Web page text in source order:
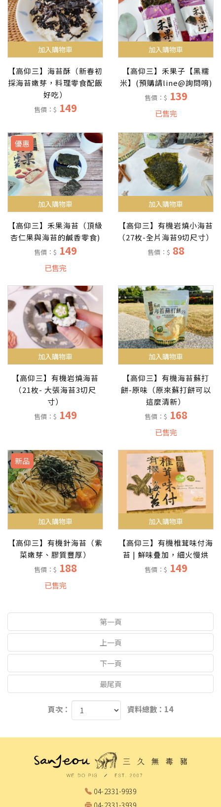
加入購物車
【高仰三】海苔酥（新春初
採海苔嫩芽，料理零食配飯
好吃）
售價：$ 149
加入購物車
【高仰三】禾果子【黑糯
米】(預購請line@詢問唷)
售價：$ 139
已售完
優惠
加入購物車
【高仰三】禾果海苔（頂級
杏仁果與海苔的鹹香零食)
售價：$ 149
已售完
加入購物車
【高仰三】有機岩燒小海苔
（27枚-全片海苔9切尺寸）
售價：$ 88
加入購物車
【高仰三】有機岩燒海苔
（21枚- 大張海苔3切尺
寸）
售價：$ 149
加入購物車
【高仰三】有機海苔蘇打
餅-原味（原來蘇打餅可以
這麼清新）
售價：$ 168
已售完
新品
加入購物車
【高仰三】有機針海苔（紫
菜嫩芽、膠質豐厚）
售價：$ 188
已售完
加入購物車
【高仰三】有機椎茸味付海
苔 | 鮮味疊加，細火慢烘
售價：$ 149
第一頁
上一頁
下一頁
最尾頁
頁次： 資料總數：14
04-2331-9939
04-2331-3939